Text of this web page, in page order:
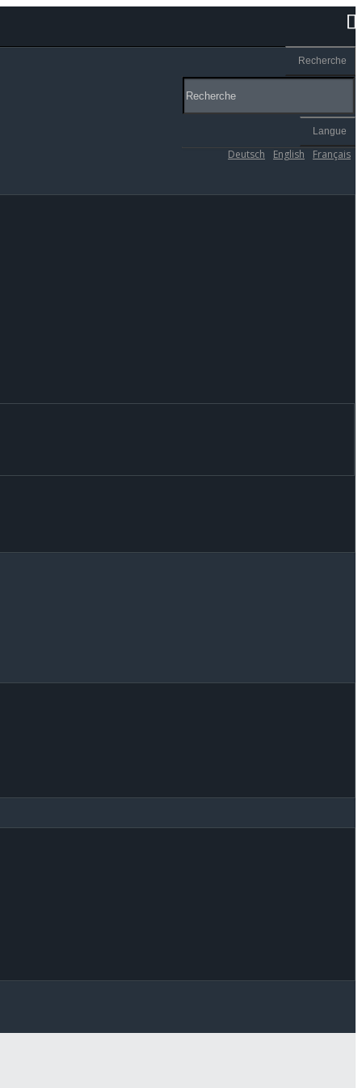
Recherche
Langue
Français
English
Deutsch